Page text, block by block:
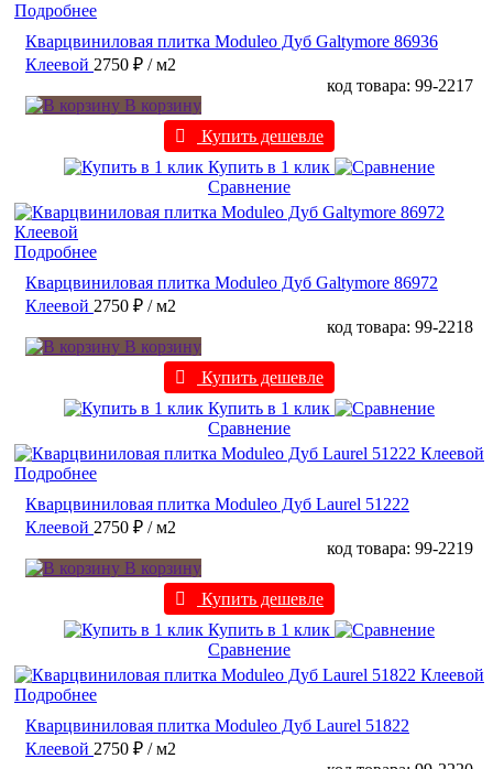
Подробнее
Кварцвиниловая плитка Moduleo Дуб Galtymore 86936
Клеевой 2750 ₽ / м2
код товара: 99-2217
В корзину
Купить дешевле
Купить в 1 клик
Сравнение
Подробнее
Кварцвиниловая плитка Moduleo Дуб Galtymore 86972
Клеевой 2750 ₽ / м2
код товара: 99-2218
В корзину
Купить дешевле
Купить в 1 клик
Сравнение
Подробнее
Кварцвиниловая плитка Moduleo Дуб Laurel 51222
Клеевой 2750 ₽ / м2
код товара: 99-2219
В корзину
Купить дешевле
Купить в 1 клик
Сравнение
Подробнее
Кварцвиниловая плитка Moduleo Дуб Laurel 51822
Клеевой 2750 ₽ / м2